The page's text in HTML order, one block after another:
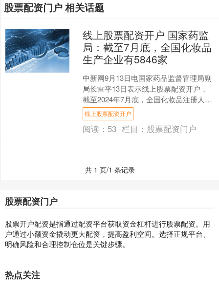
股票配资门户 相关话题
线上股票配资开户 国家药监
局：截至7月底，全国化妆品
生产企业有5846家
中新网9月13日电国家药品监督管理局副
局长雷平13日表示线上股票配资开户，
截至2024年7月底，全国化妆品注册人备
案人有20152家、化妆品境内责任人有
3145....
线上股票配资开户
阅读： 53 栏目： 股票配资门户
共 1 页/1 条记录
股票配资门户
股票开户配资是指通过配资平台获取资金杠杆进行股票配资。用
户通过小额资金撬动更大配资，提高盈利空间。选择正规平台、
明确风险和合理控制仓位是关键步骤。
热点关注